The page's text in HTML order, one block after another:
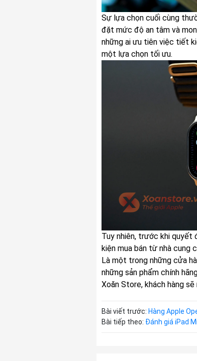
Sự lựa chọn cuối cùng
đặt mức độ an tâm và
những ai ưu tiên việc tiết
một lựa chọn tối ưu.
Tuy nhiên, trước khi quyết
kiện mua bán từ nhà cung
Là một trong những cửa
những sản phẩm chính
Xoăn Store, khách hàng
Bài viết trước: Hàng Apple
Bài tiếp theo: Đánh giá iPad